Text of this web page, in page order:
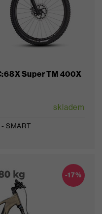
Super TM 400X
skladem
SMART
-17%